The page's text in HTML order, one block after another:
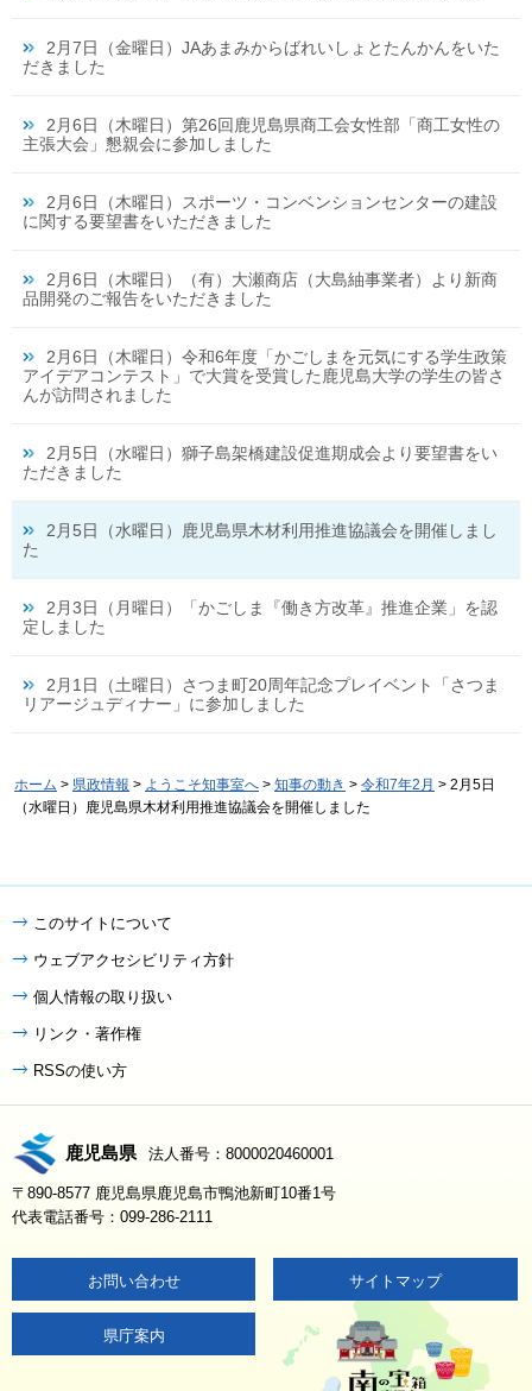
2月7日（金曜日）JAあまみからばれいしょとたんかんをいた
だきました
2月6日（木曜日）第26回鹿児島県商工会女性部「商工女性の
主張大会」懇親会に参加しました
2月6日（木曜日）スポーツ・コンベンションセンターの建設
に関する要望書をいただきました
2月6日（木曜日）（有）大瀬商店（大島紬事業者）より新商
品開発のご報告をいただきました
2月6日（木曜日）令和6年度「かごしまを元気にする学生政策
アイデアコンテスト」で大賞を受賞した鹿児島大学の学生の皆さ
んが訪問されました
2月5日（水曜日）獅子島架橋建設促進期成会より要望書をい
ただきました
2月5日（水曜日）鹿児島県木材利用推進協議会を開催しまし
た
2月3日（月曜日）「かごしま『働き方改革』推進企業」を認
定しました
2月1日（土曜日）さつま町20周年記念プレイベント「さつま
リアージュディナー」に参加しました
ホーム > 県政情報 > ようこそ知事室へ > 知事の動き > 令和7年2月 > 2月5日
（水曜日）鹿児島県木材利用推進協議会を開催しました
このサイトについて
ウェブアクセシビリティ方針
個人情報の取り扱い
リンク・著作権
RSSの使い方
鹿児島県 法人番号：8000020460001
〒890-8577 鹿児島県鹿児島市鴨池新町10番1号
代表電話番号：099-286-2111
お問い合わせ サイトマップ
県庁案内